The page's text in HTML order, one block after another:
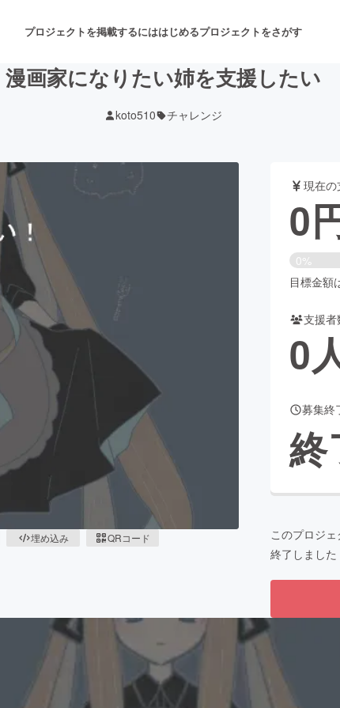
プロジェクトを掲載するにははじめるプロジェクトをさがす
音楽 舞台・パフォーマンス
ゲーム・サービス開発
書籍・雑誌出版
チャレンジ ビューティー・ヘルスケ
CAMPFIRE for Social Good
CAMPFIREふるさと納税
漫画家になりたい姉を支援したい
koto510 チャレンジ
埋め込み QRコード
現在
0
0%
目標金額
支援者
0
募集終
終
このプロジ
終了しました